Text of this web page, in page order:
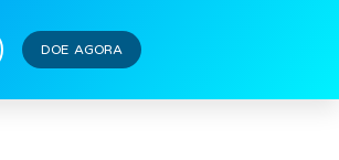
DOE AGORA